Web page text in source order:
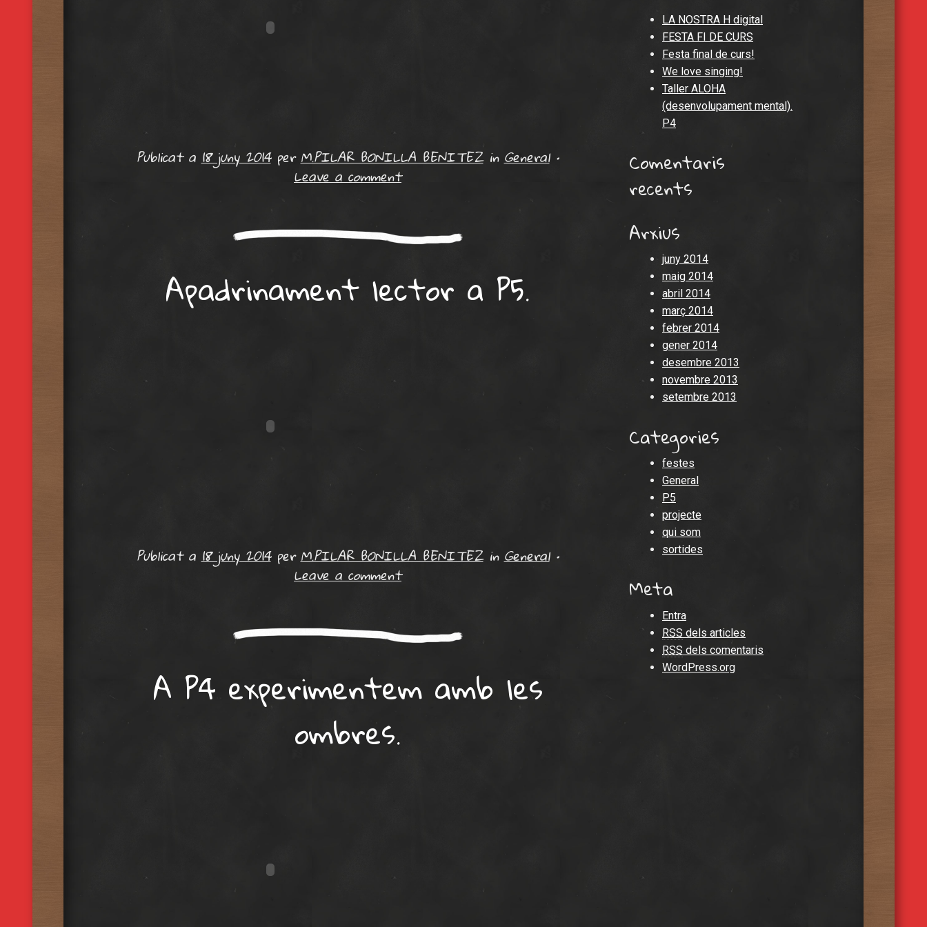
Publicat a18 juny 2014perM.PILAR BONILLA BENITEZ inGeneral •
Leave a comment
Apadrinament lector a P5.
Publicat a18 juny 2014perM.PILAR BONILLA BENITEZ inGeneral •
Leave a comment
A P4 experimentem amb les
ombres.
LA NOSTRA H digital
FESTA FI DE CURS
Festa final de curs!
We love singing!
Taller ALOHA
(desenvolupament mental).
P4
Comentaris
recents
Arxius
juny 2014
maig 2014
abril 2014
març 2014
febrer 2014
gener 2014
desembre 2013
novembre 2013
setembre 2013
Categories
festes
General
P5
projecte
qui som
sortides
Meta
Entra
RSS dels articles
RSS dels comentaris
WordPress.org